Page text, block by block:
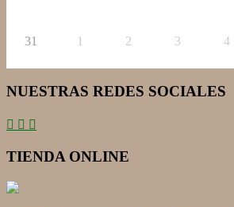
31 1 2 3 4
NUESTRAS REDES SOCIALES
TIENDA ONLINE